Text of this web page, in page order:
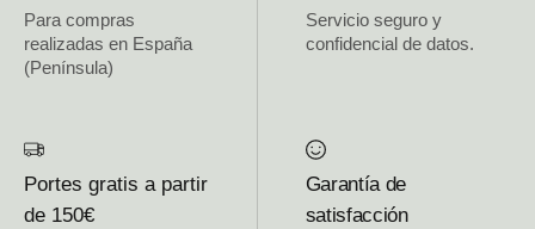
Para compras
realizadas en España
(Península)
Servicio seguro y
confidencial de datos.
Portes gratis a partir
de 150€
Garantía de
satisfacción